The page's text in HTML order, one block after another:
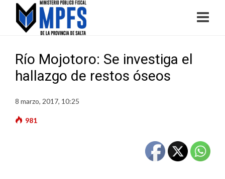
Río Mojotoro: Se investiga el
hallazgo de restos óseos
8 marzo, 2017, 10:25
981